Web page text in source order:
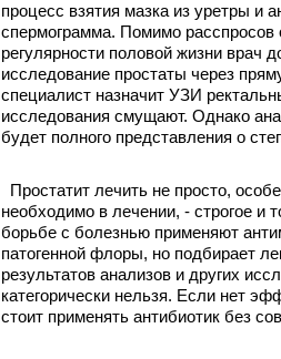
процесс взятия мазка из уретры и
спермограмма. Помимо расспросов
регулярности половой жизни врач
исследование простаты через
специалист назначит УЗИ
исследования смущают. Однако
будет полного представления о
Простатит лечить не просто,
необходимо в лечении, - строгое и
борьбе с болезнью применяют
патогенной флоры, но подбирает
результатов анализов и других
категорически нельзя. Если нет
стоит применять антибиотик без